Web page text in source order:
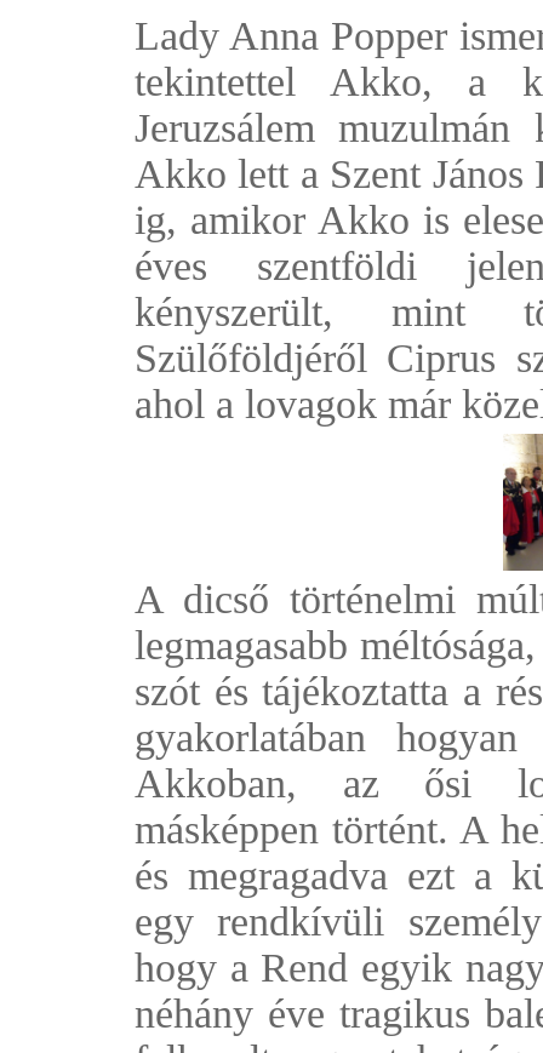
Lady Anna Popper
tekintettel Akko, a
Jeruzsálem muzulmán
Akko lett a Szent János
ig, amikor Akko is
éves szentföldi
kényszerült, mint
Szülőföldjéről Ciprus
ahol a lovagok már
A dicső történelmi
legmagasabb
szót és tájékoztatta a
gyakorlatában
Akkoban, az ősi
másképpen történt. A
és megragadva ezt a
egy rendkívüli
hogy a Rend egyik
néhány éve tragikus